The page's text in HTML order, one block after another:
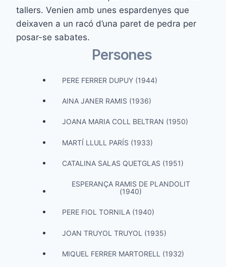
tallers. Venien amb unes espardenyes que
deixaven a un racó d’una paret de pedra per
posar-se sabates.
Persones
PERE FERRER DUPUY (1944)
AINA JANER RAMIS (1936)
JOANA MARIA COLL BELTRAN (1950)
MARTÍ LLULL PARÍS (1933)
CATALINA SALAS QUETGLAS (1951)
ESPERANÇA RAMIS DE PLANDOLIT
(1940)
PERE FIOL TORNILA (1940)
JOAN TRUYOL TRUYOL (1935)
MIQUEL FERRER MARTORELL (1932)